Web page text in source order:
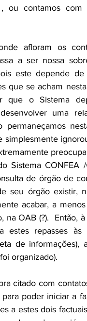
, ou contamos com
afloram os
a ser nossa
este depende
que se acham
que o Sistema
uma
simplesmente
Sistema CONFEA
de órgão de
seu órgão existir,
acabar, a
OAB (?).  Então,
repasses às
de informações),
organizado).
citado com
a estes dois